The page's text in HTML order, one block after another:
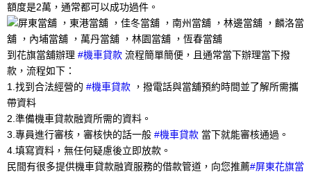
額度是2萬，通常都可以成功過件。
到花旗當舖辦理 #機車貸款 流程簡單簡便，且通常當下辦理當下撥
款，流程如下：
1.找到合法經營的 #機車貸款 ，撥電話與當舖預約時間並了解所需攜
帶資料
2.準備機車貸款融資所需的資料。
3.專員進行審核，審核快的話一般 #機車貸款 當下就能審核通過。
4.填寫資料，無任何疑慮後立即放款。
民間有很多提供機車貸款融資服務的借款管道，向您推薦#屏東花旗當